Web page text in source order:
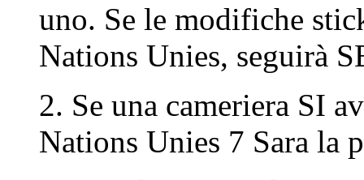
uno. Se le modifiche
Nations Unies, seguirà
2. Se una cameriera SI
Nations Unies 7 Sara la